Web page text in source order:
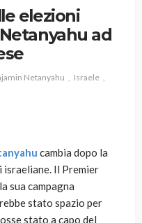
elezioni
ad
Netanyahu
Israele
cambia dopo la
Il Premier
sua campagna
stato spazio per
stato a capo del